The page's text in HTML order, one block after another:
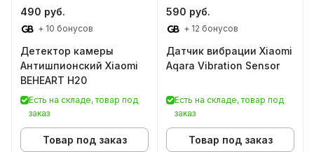
490 руб.
+ 10 бонусов
Детектор камеры
Антишпионский Xiaomi
BEHEART H20
Есть на складе, товар под
заказ
Товар под заказ
590 руб.
+ 12 бонусов
Датчик вибрации Xiaomi
Aqara Vibration Sensor
Есть на складе, товар под
заказ
Товар под заказ